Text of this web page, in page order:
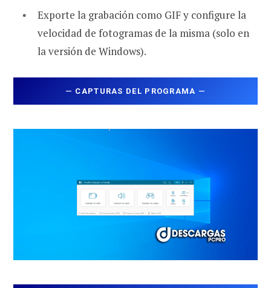
Exporte la grabación como GIF y configure la
velocidad de fotogramas de la misma (solo en
la versión de Windows).
— CAPTURAS DEL PROGRAMA —